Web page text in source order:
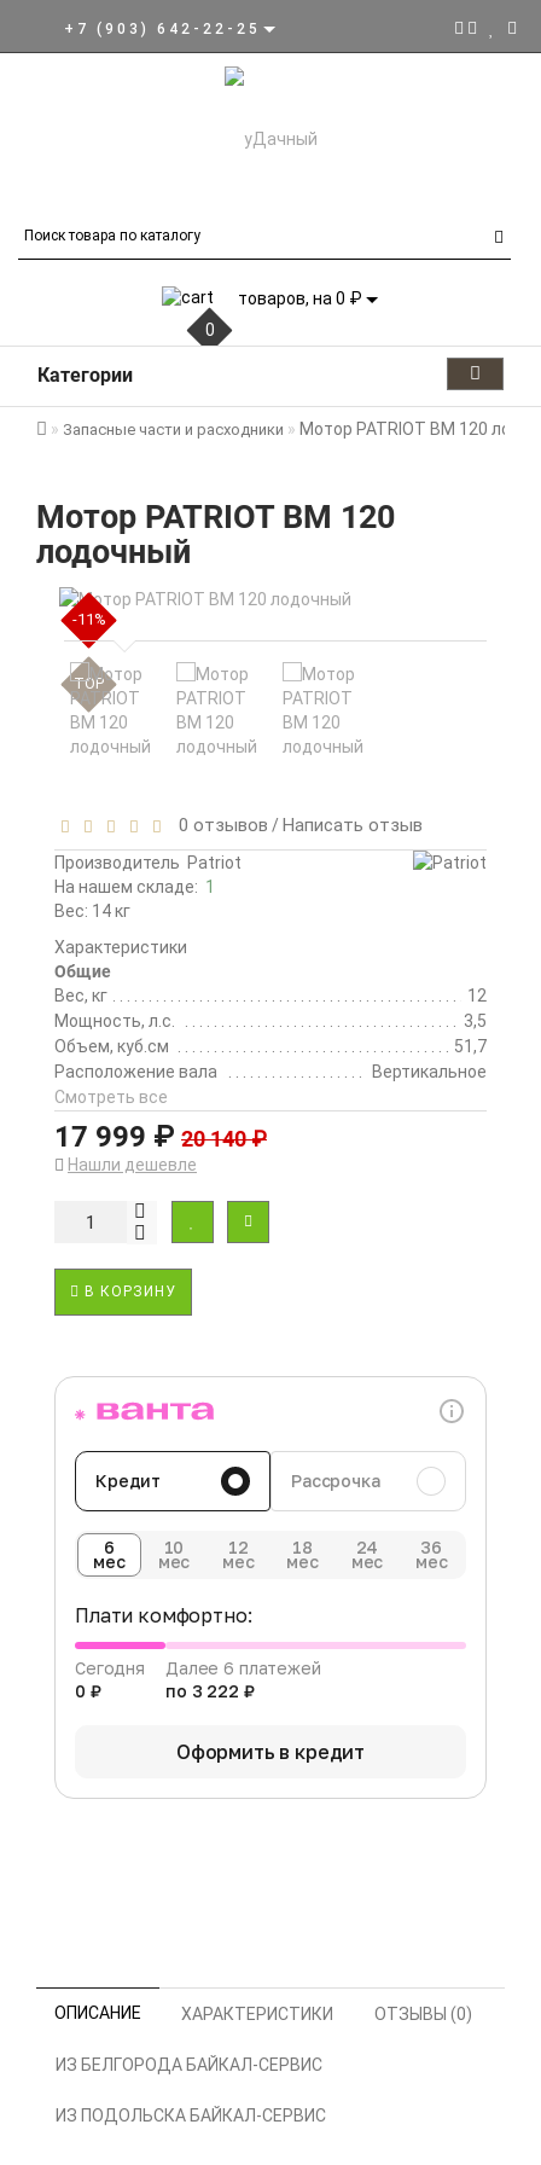
+7 (903) 642-22-25
0
товаров, на 0 ₽
Категории
Запасные части и расходники Мотор PATRIOT BM 120
Мотор PATRIOT BM 120
лодочный
-11%
TOP
0 отзывов /Написать отзыв
Производитель Patriot
На нашем складе: 1
Вес: 14 кг
Характеристики
Общие
Вес, кг
12
Мощность, л.с.
3,5
Объем, куб.см
51,7
Расположение вала
Вертикальное
Смотреть все
17 999 ₽ 20 140 ₽
Нашли дешевле
В КОРЗИНУ
Кредит Рассрочка
6
мес
10
мес
12
мес
18
мес
24
мес
36
мес
Плати комфортно:
Сегодня
0 ₽
Далее 6 платежей
по 3 222 ₽
Оформить в кредит
ОПИСАНИЕ ХАРАКТЕРИСТИКИ ОТЗЫВЫ (0)
ИЗ БЕЛГОРОДА БАЙКАЛ-СЕРВИС
ИЗ ПОДОЛЬСКА БАЙКАЛ-СЕРВИС